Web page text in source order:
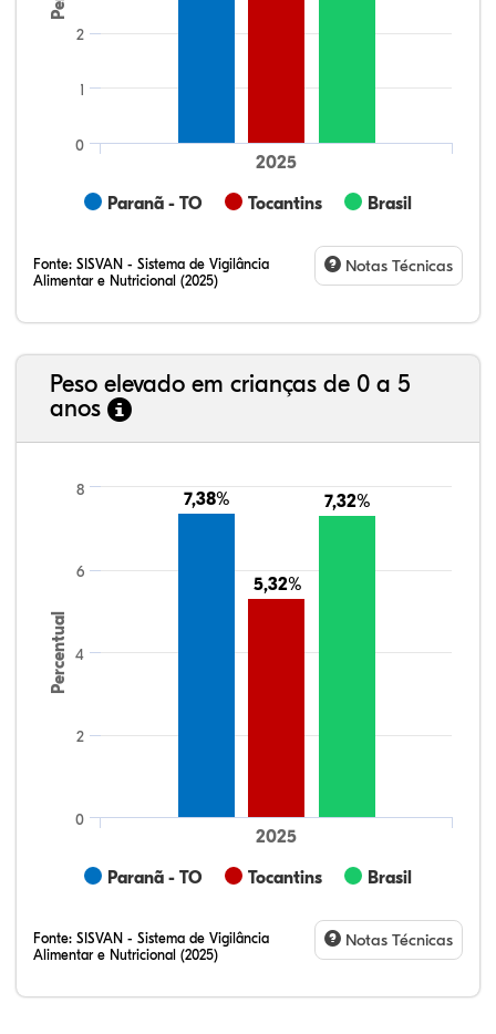
Paranã - TO Tocantins Brasil
2025
0
1
2
Fonte: SISVAN - Sistema de Vigilância
Alimentar e Nutricional (2025)
Notas Técnicas
Peso elevado em crianças de 0 a 5
anos
Percentual
7,38%
7,38%
5,32%
5,32%
7,32%
7,32%
Paranã - TO Tocantins Brasil
2025
0
2
4
6
8
Fonte: SISVAN - Sistema de Vigilância
Alimentar e Nutricional (2025)
Notas Técnicas